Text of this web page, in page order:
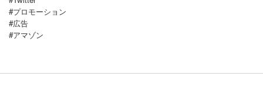
#プロモーション
#広告
#アマゾン